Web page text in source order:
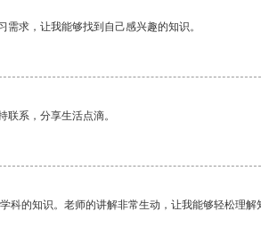
求，让我能够找到自己感兴趣的知识。
系，分享生活点滴。
科的知识。老师的讲解非常生动，让我能够轻松理解